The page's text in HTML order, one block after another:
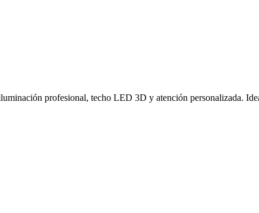
profesional, techo LED 3D y atención personalizada.